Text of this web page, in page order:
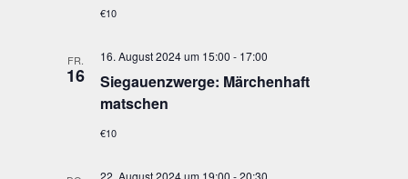
€10
FR.
16
Sie­gau­enzwer­ge: Mär­chen­haft
matschen
16. August 2024 um 15:00 - 17:00
€10
22. August 2024 um 19:00 -20:30